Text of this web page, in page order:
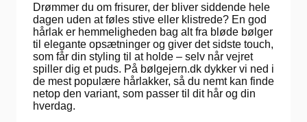
Drømmer du om frisurer, der bliver siddende hele
dagen uden at føles stive eller klistrede? En god
hårlak er hemmeligheden bag alt fra bløde bølger
til elegante opsætninger og giver det sidste touch,
som får din styling til at holde – selv når vejret
spiller dig et puds. På bølgejern.dk dykker vi ned i
de mest populære hårlakker, så du nemt kan finde
netop den variant, som passer til dit hår og din
hverdag.